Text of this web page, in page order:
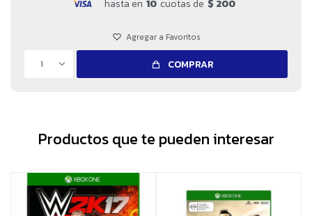
hasta en 10 cuotas de $ 200
1 COMPRAR
Productos que te pueden interesar